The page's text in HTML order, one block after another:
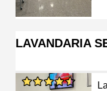
LAVANDARIA